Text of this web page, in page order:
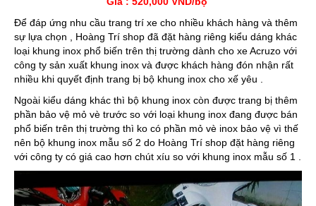
Để đáp ứng nhu cầu trang trí xe cho nhiều khách hàng và thêm
sự lựa chọn , Hoàng Trí shop đã đặt hàng riêng kiểu dáng khác
loại khung inox phổ biến trên thị trường dành cho xe Acruzo với
công ty sản xuất khung inox và được khách hàng đón nhận rất
nhiều khi quyết định trang bị bộ khung inox cho xế yêu .
Ngoài kiểu dáng khác thì bộ khung inox còn được trang bị thêm
phần bảo vệ mỏ vè trước so với loại khung inox đang được bán
phổ biến trên thị trường thì ko có phần mỏ vè inox bảo vệ vì thế
nên bộ khung inox mẫu số 2 do Hoàng Trí shop đặt hàng riêng
với công ty có giá cao hơn chút xíu so với khung inox mẫu số 1 .